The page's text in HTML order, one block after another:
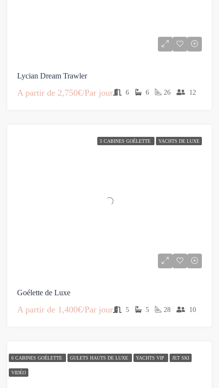
Lycian Dream Trawler
A partir de 2,750€/Par jour 6 6 26 12
5 CABINES GOÉLETTE YACHTS DE LUXE
Goélette de Luxe
A partir de 1,400€/Par jour 5 5 28 10
6 CABINES GOÉLETTE GULETS HAUTS DE LUXE YACHTS VIP JET SKI
VIDÉO